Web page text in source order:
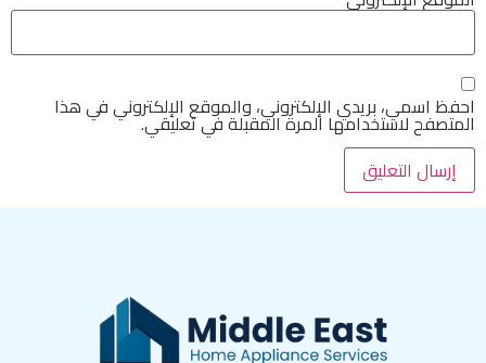
احفظ اسمي، بريدي الإلكتروني، والموقع الإلكتروني في هذا
المتصفح لاستخدامها المرة المقبلة في تعليقي.